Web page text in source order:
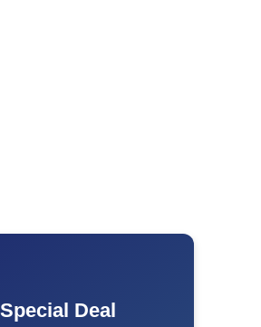
Special Deal